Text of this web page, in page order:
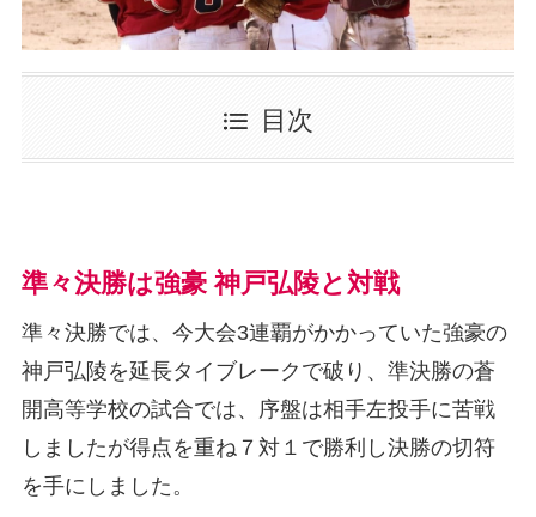
目次
準々決勝は強豪 神戸弘陵と対戦
準々決勝では、今大会3連覇がかかっていた強豪の
神戸弘陵を延長タイブレークで破り、準決勝の蒼
開高等学校の試合では、序盤は相手左投手に苦戦
しましたが得点を重ね７対１で勝利し決勝の切符
を手にしました。